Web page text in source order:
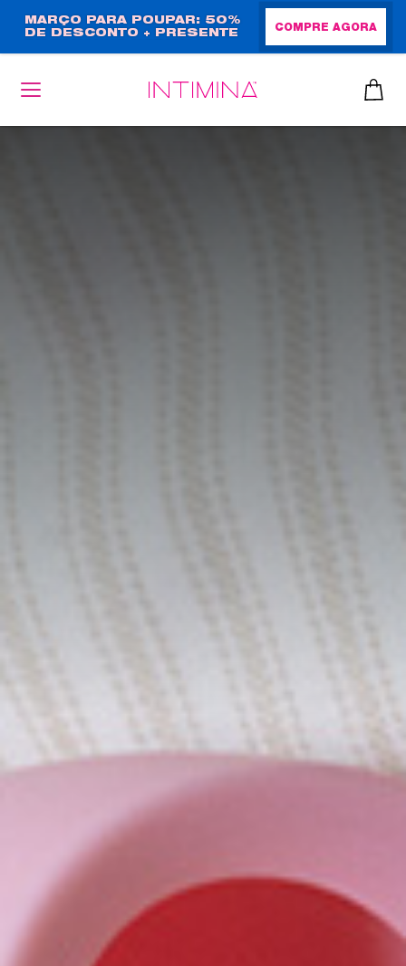
para
o
conteúdo
principal
MARÇO PARA POUPAR: 50%
DE DESCONTO + PRESENTE
COMPRE AGORA